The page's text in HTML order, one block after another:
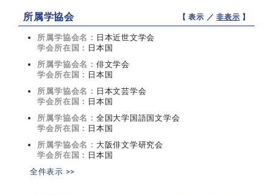
所属学協会 【 表示 ／非表示 】
所属学協会名： 日本近世文学会
学会所在国： 日本国
所属学協会名： 俳文学会
学会所在国： 日本国
所属学協会名： 日本文芸学会
学会所在国： 日本国
所属学協会名： 全国大学国語国文学会
学会所在国： 日本国
所属学協会名： 大阪俳文学研究会
学会所在国： 日本国
全件表示 >>